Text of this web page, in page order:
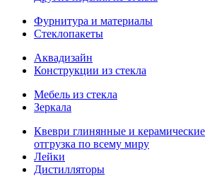
Фурнитура и материалы
Стеклопакеты
Аквадизайн
Конструкции из стекла
Мебель из стекла
Зеркала
Квеври глинянные и
отгрузка по всему миру
Лейки
Дистилляторы